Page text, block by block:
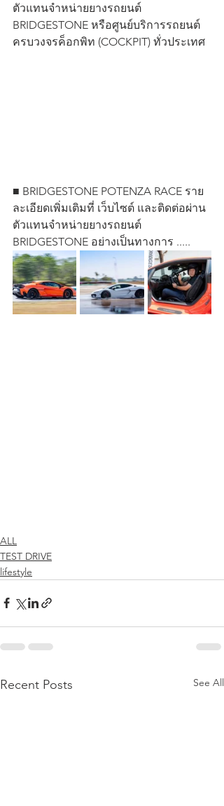
ตัวแทนจำหน่ายยางรถยนต์
BRIDGESTONE หรือศูนย์บริการรถยนต์
ครบวงจรค็อกพิท (COCKPIT) ทั่วประเทศ
■ BRIDGESTONE POTENZA RACE ราย
ละเอียดเพิ่มเติมที่ เว็บไซต์ และติดต่อผ่าน
ตัวแทนจำหน่ายยางรถยนต์
BRIDGESTONE อย่างเป็นทางการ .....
ALL
TEST DRIVE
lifestyle
Recent Posts See All